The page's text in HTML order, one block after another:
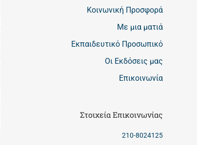
Κοινωνική Προσφορά
Με μια ματιά
Εκπαιδευτικό Προσωπικό
Οι Εκδόσεις μας
Επικοινωνία
Στοιχεία Επικοινωνίας
210-8024125